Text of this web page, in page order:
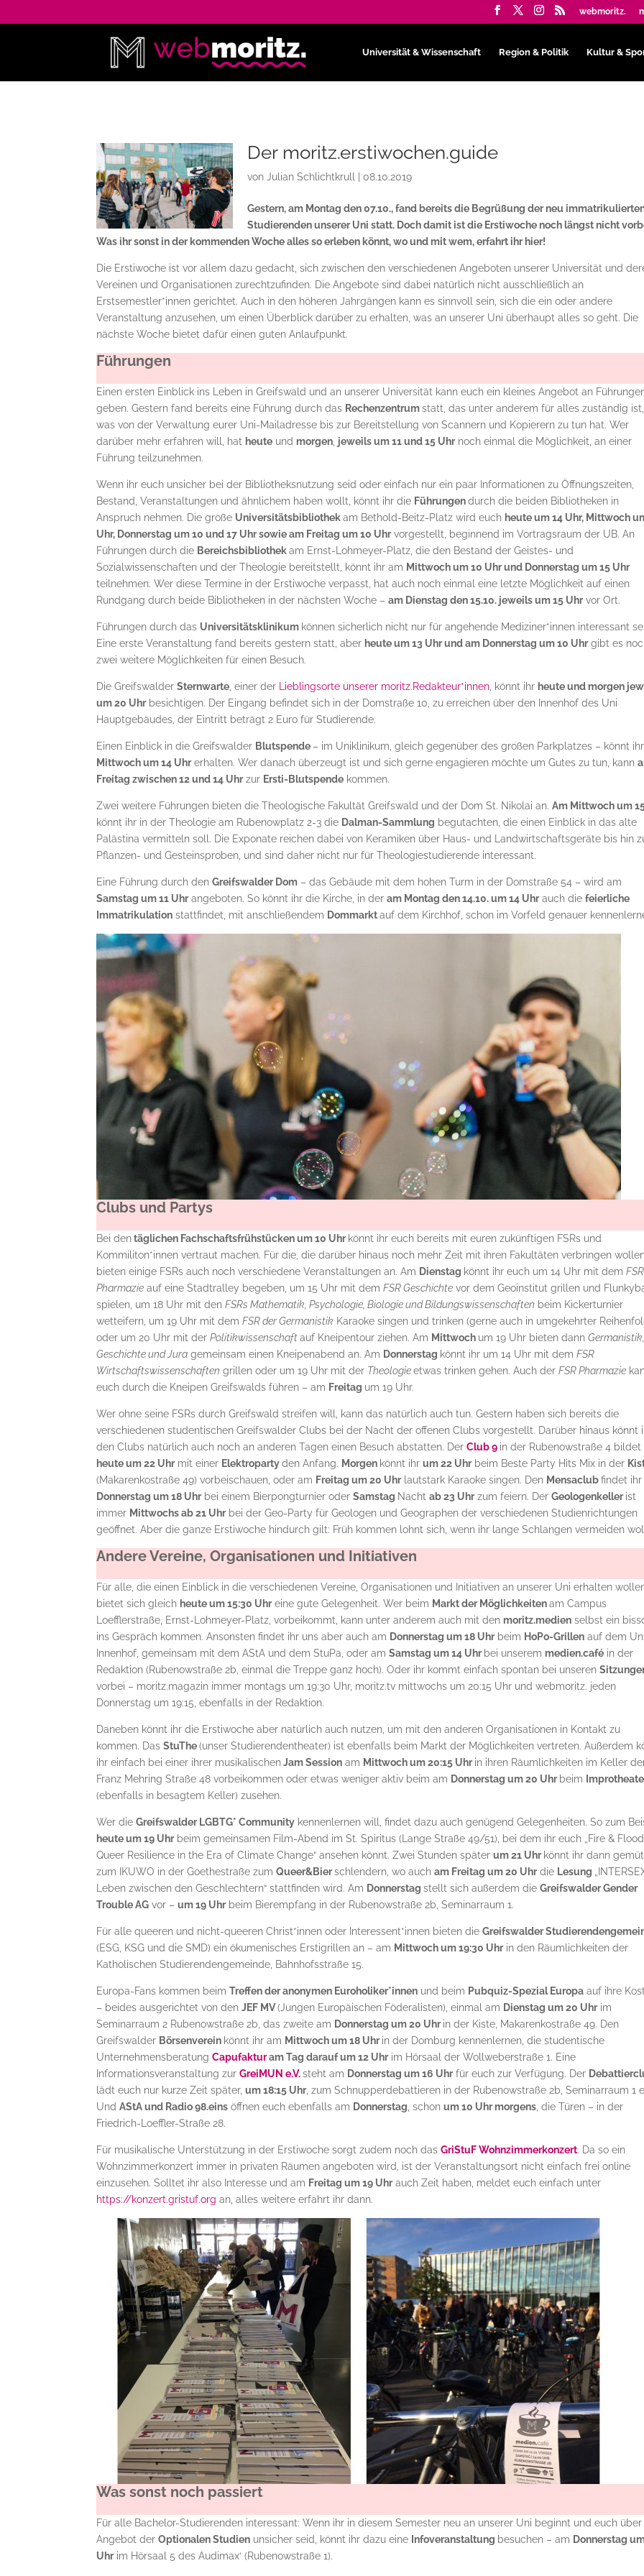
webmoritz.
Universität & Wissenschaft Region & Politik Kultur &
Der moritz.erstiwochen.guide
vonJulian Schlichtkrull |08.10.2019
Gestern, am Montag den 07.10., fand bereits die Begrüßung der neu
Studierenden unserer Uni statt. Doch damit ist die Erstiwoche noch längst nicht
Was ihr sonst in der kommenden Woche alles so erleben könnt, wo und mit wem, erfahrt ihr hier!
Die Erstiwoche ist vor allem dazu gedacht, sich zwischen den verschiedenen Angeboten unserer Universität und
Vereinen und Organisationen zurechtzufinden. Die Angebote sind dabei natürlich nicht ausschließlich an
Erstsemestler*innen gerichtet. Auch in den höheren Jahrgängen kann es sinnvoll sein, sich die ein oder andere
Veranstaltung anzusehen, um einen Überblick darüber zu erhalten, was an unserer Uni überhaupt alles so geht. Die
nächste Woche bietet dafür einen guten Anlaufpunkt.
Führungen
Einen ersten Einblick ins Leben in Greifswald und an unserer Universität kann euch ein kleines Angebot an
geben. Gestern fand bereits eine Führung durch das Rechenzentrumstatt, das unter anderem für alles zuständig ist,
was von der Verwaltung eurer Uni-Mailadresse bis zur Bereitstellung von Scannern und Kopierern zu tun hat. Wer
darüber mehr erfahren will, hat heute und morgen jeweils um 11 und 15 Uhrnoch einmal die Möglichkeit, an einer
Führung teilzunehmen.
Wenn ihr euch unsicher bei der Bibliotheksnutzung seid oder einfach nur ein paar Informationen zu Öffnungszeiten,
Bestand, Veranstaltungen und ähnlichem haben wollt, könnt ihr die Führungendurch die beiden Bibliotheken in
Anspruch nehmen. Die große Universitätsbibliothekam Bethold-Beitz-Platz wird euch heute um 14 Uhr, Mittwoch
Uhr, Donnerstag um 10 und 17 Uhr sowie am Freitag um 10 Uhrvorgestellt, beginnend im Vortragsraum der UB. An
Führungen durch die Bereichsbibliothekam Ernst-Lohmeyer-Platz, die den Bestand der Geistes- und
Sozialwissenschaften und der Theologie bereitstellt, könnt ihr am Mittwoch um 10 Uhr und Donnerstag um 15 Uhr
teilnehmen. Wer diese Termine in der Erstiwoche verpasst, hat auch noch einmal eine letzte Möglichkeit auf einen
Rundgang durch beide Bibliotheken in der nächsten Woche –am Dienstag den 15.10. jeweils um 15 Uhrvor Ort.
Führungen durch das Universitätsklinikum können sicherlich nicht nur für angehende Mediziner*innen interessant
Eine erste Veranstaltung fand bereits gestern statt, aber heute um 13 Uhr und am Donnerstag um 10 Uhrgibt es
zwei weitere Möglichkeiten für einen Besuch.
Die GreifswalderSternwarte , einer der Lieblingsorte unserer moritz.Redakteur*innen , könnt ihr heute und morgen
um 20 Uhrbesichtigen. Der Eingang befindet sich in der Domstraße 10, zu erreichen über den Innenhof des Uni
Hauptgebäudes, der Eintritt beträgt 2 Euro für Studierende.
Einen Einblick in die Greifswalder Blutspende – im Uniklinikum, gleich gegenüber des großen Parkplatzes – könnt
Mittwoch um 14 Uhrerhalten. Wer danach überzeugt ist und sich gerne engagieren möchte um Gutes zu tun, kann
Freitag zwischen 12 und 14 Uhrzur Ersti-Blutspende kommen.
Zwei weitere Führungen bieten die Theologische Fakultät Greifswald und der Dom St. Nikolai an.Am Mittwoch um
könnt ihr in der Theologie am Rubenowplatz 2-3 die Dalman-Sammlung begutachten, die einen Einblick in das alte
Palästina vermitteln soll. Die Exponate reichen dabei von Keramiken über Haus- und Landwirtschaftsgeräte bis hin
Pflanzen- und Gesteinsproben, und sind daher nicht nur für Theologiestudierende interessant.
Eine Führung durch denGreifswalder Dom – das Gebäude mit dem hohen Turm in der Domstraße 54 – wird am
Samstag um 11 Uhrangeboten. So könnt ihr die Kirche, in deram Montag den 14.10. um 14 Uhrauch diefeierliche
Immatrikulation stattfindet, mit anschließendem Dommarktauf dem Kirchhof, schon im Vorfeld genauer
Clubs und Partys
Bei dentäglichen Fachschaftsfrühstücken um 10 Uhr könnt ihr euch bereits mit euren zukünftigen FSRs und
Kommiliton*innen vertraut machen. Für die, die darüber hinaus noch mehr Zeit mit ihren Fakultäten verbringen
bieten einige FSRs auch noch verschiedene Veranstaltungen an. Am Dienstag könnt ihr euch um 14 Uhr mit demFSR
Pharmazie auf eine Stadtralley begeben, um 15 Uhr mit demFSR Geschichte vor dem Geoinstitut grillen und
spielen, um 18 Uhr mit denFSRs Mathematik, Psychologie, Biologie und Bildungswissenschaften beim Kickerturnier
wetteifern, um 19 Uhr mit demFSR der Germanistik Karaoke singen und trinken (gerne auch in umgekehrter
oder um 20 Uhr mit derPolitikwissenschaftauf Kneipentour ziehen. Am Mittwoch um 19 Uhr bieten dann
Geschichte und Jura gemeinsam einen Kneipenabend an. Am Donnerstag könnt ihr um 14 Uhr mit demFSR
Wirtschaftswissenschaften grillen oder um 19 Uhr mit der Theologieetwas trinken gehen. Auch derFSR Pharmazie
euch durch die Kneipen Greifswalds führen – am Freitag um 19 Uhr.
Wer ohne seine FSRs durch Greifswald streifen will, kann das natürlich auch tun. Gestern haben sich bereits die
verschiedenen studentischen Greifswalder Clubs bei der Nacht der offenen Clubs vorgestellt. Darüber hinaus könnt
den Clubs natürlich auch noch an anderen Tagen einen Besuch abstatten. DerClub 9 in der Rubenowstraße 4 bildet
heute um 22 Uhrmit einer Elektropartyden Anfang. Morgen könnt ihrum 22 Uhrbeim Beste Party Hits Mix in der
(Makarenkostraße 49) vorbeischauen, oder am Freitag um 20 Uhrlautstark Karaoke singen. Den Mensaclubfindet
Donnerstag um 18 Uhrbei einem Bierpongturnier oderSamstag Nachtab 23 Uhrzum feiern. DerGeologenkellerist
immer Mittwochs ab 21 Uhrbei der Geo-Party für Geologen und Geographen der verschiedenen Studienrichtungen
geöffnet. Aber die ganze Erstiwoche hindurch gilt: Früh kommen lohnt sich, wenn ihr lange Schlangen vermeiden
Andere Vereine, Organisationen und Initiativen
Für alle, die einen Einblick in die verschiedenen Vereine, Organisationen und Initiativen an unserer Uni erhalten
bietet sich gleich heute um 15:30 Uhreine gute Gelegenheit. Wer beim Markt der Möglichkeitenam Campus
Loefflerstraße, Ernst-Lohmeyer-Platz, vorbeikommt, kann unter anderem auch mit den moritz.medien selbst ein
ins Gespräch kommen. Ansonsten findet ihr uns aber auch am Donnerstag um 18 Uhrbeim HoPo-Grillen auf dem
Innenhof, gemeinsam mit dem AStA und dem StuPa, oder amSamstag um 14 Uhr bei unserem medien.café in der
Redaktion (Rubenowstraße 2b, einmal die Treppe ganz hoch). Oder ihr kommt einfach spontan bei unseren
vorbei – moritz.magazin immer montags um 19:30 Uhr, moritz.tv mittwochs um 20:15 Uhr und webmoritz. jeden
Donnerstag um 19:15, ebenfalls in der Redaktion.
Daneben könnt ihr die Erstiwoche aber natürlich auch nutzen, um mit den anderen Organisationen in Kontakt zu
kommen. DasStuThe(unser Studierendentheater) ist ebenfalls beim Markt der Möglichkeiten vertreten. Außerdem
ihr einfach bei einer ihrer musikalischenJam Session am Mittwoch um 20:15 Uhrin ihren Räumlichkeiten im Keller
Franz Mehring Straße 48 vorbeikommen oder etwas weniger aktiv beim am Donnerstag um 20 Uhr beim
(ebenfalls in besagtem Keller) zusehen.
Wer dieGreifswalder LGBTG* Community kennenlernen will, findet dazu auch genügend Gelegenheiten. So zum
heute um 19 Uhrbeim gemeinsamen Film-Abend im St. Spiritus (Lange Straße 49/51), bei dem ihr euch „Fire &
Queer Resilience in the Era of Climate Change“ ansehen könnt. Zwei Stunden späterum 21 Uhr könnt ihr dann
zum IKUWO in der Goethestraße zumQueer&Bierschlendern, wo aucham Freitag um 20 Uhrdie Lesung
Leben zwischen den Geschlechtern“ stattfinden wird. Am Donnerstagstellt sich außerdem dieGreifswalder Gender
Trouble AG vor –um 19 Uhrbeim Bierempfang in der Rubenowstraße 2b, Seminarraum 1.
Für alle queeren und nicht-queeren Christ*innen oder Interessent*innen bieten dieGreifswalder
(ESG, KSG und die SMD) ein ökumenisches Erstigrillen an – am Mittwoch um 19:30 Uhrin den Räumlichkeiten der
Katholischen Studierendengemeinde, Bahnhofsstraße 15.
Europa-Fans kommen beimTreffen der anonymen Euroholiker*innen und beim Pubquiz-Spezial Europa auf ihre
– beides ausgerichtet von denJEF MV(Jungen Europäischen Föderalisten), einmal am Dienstag um 20 Uhrim
Seminarraum 2 Rubenowstraße 2b, das zweite am Donnerstag um 20 Uhrin der Kiste, Makarenkostraße 49. Den
Greifswalder Börsenverein könnt ihr am Mittwoch um 18 Uhrin der Domburg kennenlernen, die studentische
UnternehmensberatungCapufakturam Tag darauf um 12 Uhrim Hörsaal der Wollweberstraße 1. Eine
Informationsveranstaltung zurGreiMUN e.V.steht am Donnerstag um 16 Uhrfür euch zur Verfügung. Der
lädt euch nur kurze Zeit später,um 18:15 Uhr, zum Schnupperdebattieren in der Rubenowstraße 2b, Seminarraum 1
UndAStA und Radio 98.eins öffnen euch ebenfalls am Donnerstag , schonum 10 Uhr morgens , die Türen – in der
Friedrich-Loeffler-Straße 28.
Für musikalische Unterstützung in der Erstiwoche sorgt zudem noch dasGriStuF Wohnzimmerkonzert. Da so ein
Wohnzimmerkonzert immer in privaten Räumen angeboten wird, ist der Veranstaltungsort nicht einfach frei online
einzusehen. Solltet ihr also Interesse und am Freitag um 19 Uhrauch Zeit haben, meldet euch einfach unter
https://konzert.gristuf.org an, alles weitere erfahrt ihr dann.
Was sonst noch passiert
Für alle Bachelor-Studierenden interessant: Wenn ihr in diesem Semester neu an unserer Uni beginnt und euch
Angebot derOptionalen Studien unsicher seid, könnt ihr dazu eine Infoveranstaltung besuchen – am Donnerstag
Uhrim Hörsaal 5 des Audimax‘ (Rubenowstraße 1).